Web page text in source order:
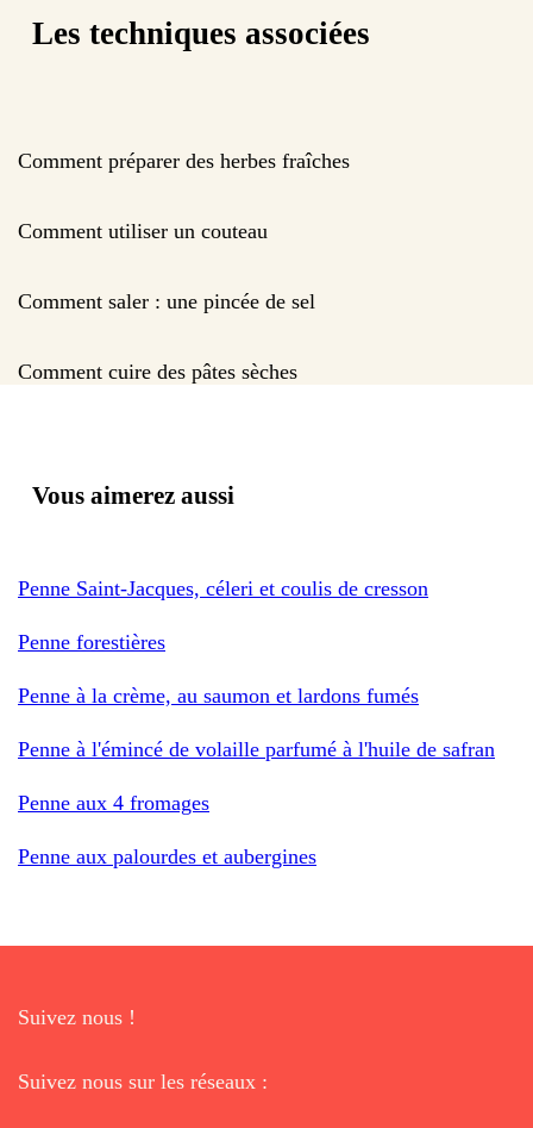
Les techniques associées
Comment préparer des herbes fraîches
Comment utiliser un couteau
Comment saler : une pincée de sel
Comment cuire des pâtes sèches
Vous aimerez aussi
Penne Saint-Jacques, céleri et coulis de cresson
Penne forestières
Penne à la crème, au saumon et lardons fumés
Penne à l'émincé de volaille parfumé à l'huile de safran
Penne aux 4 fromages
Penne aux palourdes et aubergines
Suivez nous !
Suivez nous sur les réseaux :